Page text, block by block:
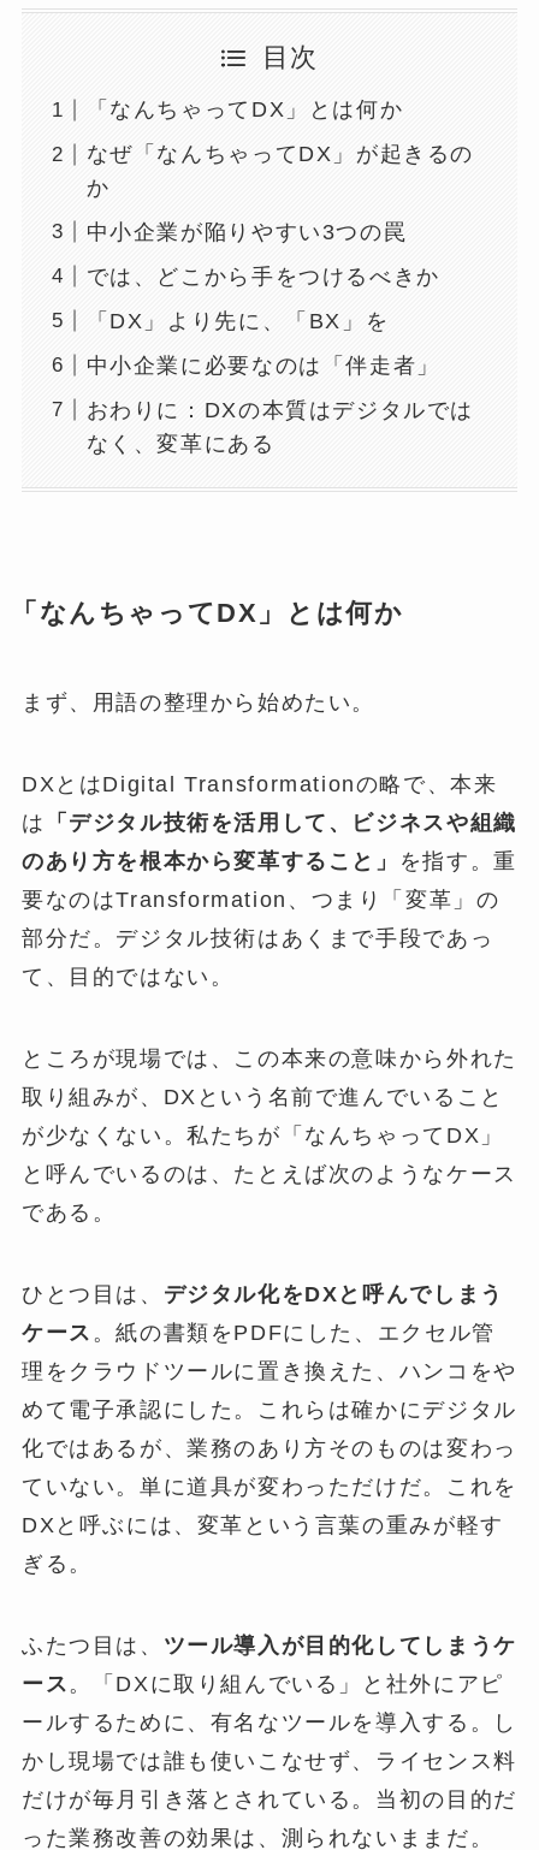
目次
「なんちゃってDX」とは何か
なぜ「なんちゃってDX」が起きるの
か
中小企業が陥りやすい3つの罠
では、どこから手をつけるべきか
「DX」より先に、「BX」を
中小企業に必要なのは「伴走者」
おわりに：DXの本質はデジタルでは
なく、変革にある
「なんちゃってDX」とは何か
まず、用語の整理から始めたい。
DXとはDigital Transformationの略で、本来
は
「デジタル技術を活用して、ビジネスや組織
のあり方を根本から変革すること」
を指す。重
要なのはTransformation、つまり「変革」の
部分だ。デジタル技術はあくまで手段であっ
て、目的ではない。
ところが現場では、この本来の意味から外れた
取り組みが、DXという名前で進んでいること
が少なくない。私たちが「なんちゃってDX」
と呼んでいるのは、たとえば次のようなケース
である。
ひとつ目は、 デジタル化をDXと呼んでしまう
ケース 。紙の書類をPDFにした、エクセル管
理をクラウドツールに置き換えた、ハンコをや
めて電子承認にした。これらは確かにデジタル
化ではあるが、業務のあり方そのものは変わっ
ていない。単に道具が変わっただけだ。これを
DXと呼ぶには、変革という言葉の重みが軽す
ぎる。
ふたつ目は、 ツール導入が目的化してしまうケ
ース 。「DXに取り組んでいる」と社外にアピ
ールするために、有名なツールを導入する。し
かし現場では誰も使いこなせず、ライセンス料
だけが毎月引き落とされている。当初の目的だ
った業務改善の効果は、測られないままだ。